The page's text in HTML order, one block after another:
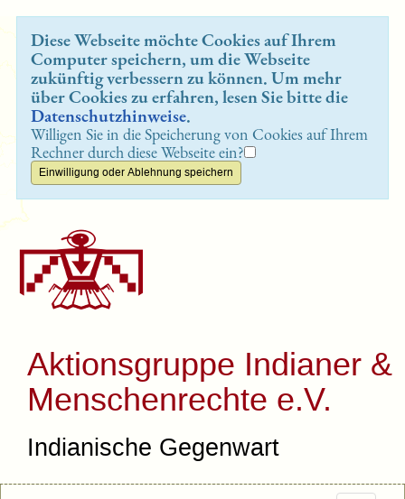
Diese Webseite möchte Cookies auf Ihrem
Computer speichern, um die Webseite
zukünftig verbessern zu können. Um mehr
über Cookies zu erfahren, lesen Sie bitte die
Datenschutzhinweise.
Willigen Sie in die Speicherung von Cookies auf Ihrem
Rechner durch diese Webseite ein?
Aktionsgruppe Indianer &
Menschenrechte e.V.
Indianische Gegenwart